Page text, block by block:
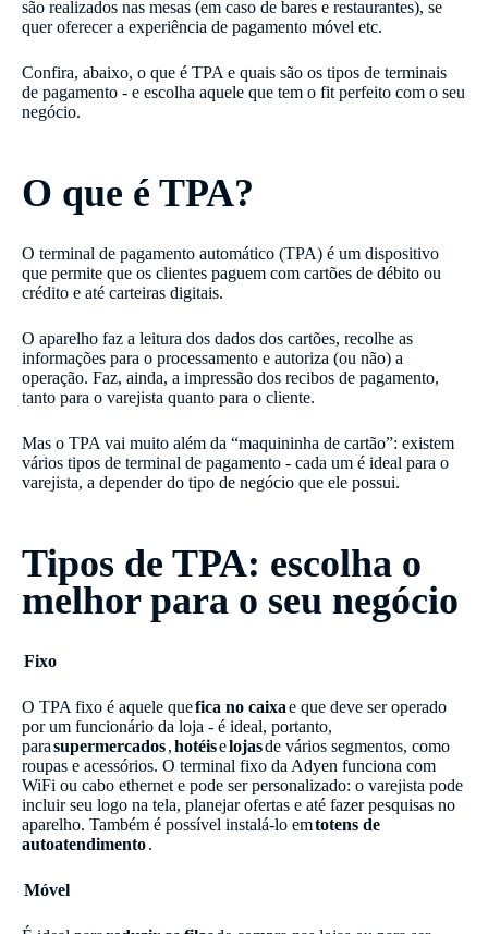
são realizados nas mesas (em caso de bares e restaurantes), se
quer oferecer a experiência de pagamento móvel etc.
Confira, abaixo, o que é TPA e quais são os tipos de terminais
de pagamento - e escolha aquele que tem o fit perfeito com o seu
negócio.
O que é TPA?
O terminal de pagamento automático (TPA) é um dispositivo
que permite que os clientes paguem com cartões de débito ou
crédito e até carteiras digitais.
O aparelho faz a leitura dos dados dos cartões, recolhe as
informações para o processamento e autoriza (ou não) a
operação. Faz, ainda, a impressão dos recibos de pagamento,
tanto para o varejista quanto para o cliente.
Mas o TPA vai muito além da “maquininha de cartão”: existem
vários tipos de terminal de pagamento - cada um é ideal para o
varejista, a depender do tipo de negócio que ele possui.
Tipos de TPA: escolha o
melhor para o seu negócio
Fixo
O TPA fixo é aquele quefica no caixae que deve ser operado
por um funcionário da loja - é ideal, portanto,
parasupermercados,hotéiselojasde vários segmentos, como
roupas e acessórios. O terminal fixo da Adyen funciona com
WiFi ou cabo ethernet e pode ser personalizado: o varejista pode
incluir seu logo na tela, planejar ofertas e até fazer pesquisas no
aparelho. Também é possível instalá-lo emtotens de
autoatendimento.
Móvel